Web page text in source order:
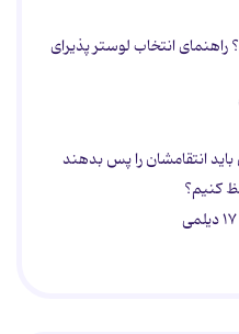
انتخاب لوستر پذیرای
کنیم؟